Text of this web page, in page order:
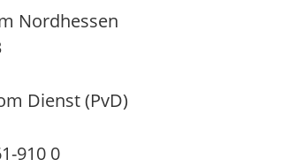
Nordhessen
Dienst (PvD)
910 0